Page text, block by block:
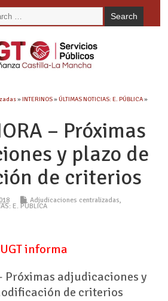
»INTERINOS»ÚLTIMAS NOTICIAS: E. PÚBLICA»
– Próximas
y plazo de
de criterios
Adjudicaciones centralizadas,
E. PÚBLICA
UGT informa
Próximas adjudicaciones y
de criterios